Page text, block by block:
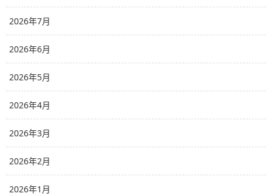
2026年7月
2026年6月
2026年5月
2026年4月
2026年3月
2026年2月
2026年1月